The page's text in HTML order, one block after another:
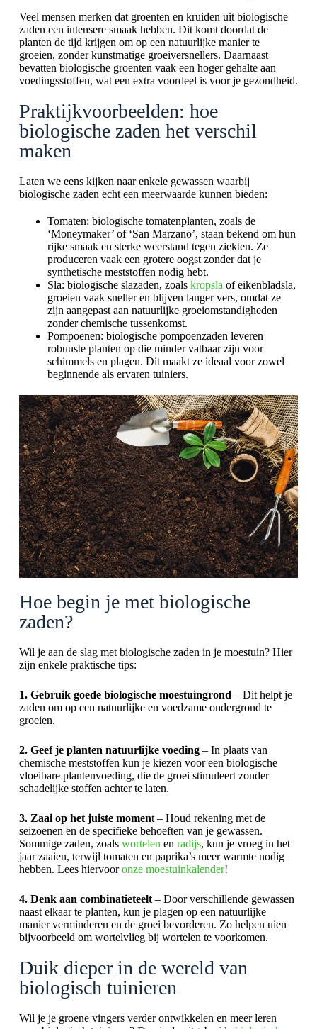
Veel mensen merken dat groenten en kruiden uit biologische
zaden een intensere smaak hebben. Dit komt doordat de
planten de tijd krijgen om op een natuurlijke manier te
groeien, zonder kunstmatige groeiversnellers. Daarnaast
bevatten biologische groenten vaak een hoger gehalte aan
voedingsstoffen, wat een extra voordeel is voor je gezondheid.
Praktijkvoorbeelden: hoe
biologische zaden het verschil
maken
Laten we eens kijken naar enkele gewassen waarbij
biologische zaden echt een meerwaarde kunnen bieden:
Tomaten: biologische tomatenplanten, zoals de
‘Moneymaker’ of ‘San Marzano’, staan bekend om hun
rijke smaak en sterke weerstand tegen ziekten. Ze
produceren vaak een grotere oogst zonder dat je
synthetische meststoffen nodig hebt.
Sla: biologische slazaden, zoals kropsla of eikenbladsla,
groeien vaak sneller en blijven langer vers, omdat ze
zijn aangepast aan natuurlijke groeiomstandigheden
zonder chemische tussenkomst.
Pompoenen: biologische pompoenzaden leveren
robuuste planten op die minder vatbaar zijn voor
schimmels en plagen. Dit maakt ze ideaal voor zowel
beginnende als ervaren tuiniers.
Hoe begin je met biologische
zaden?
Wil je aan de slag met biologische zaden in je moestuin? Hier
zijn enkele praktische tips:
1. Gebruik goede biologische moestuingrond – Dit helpt je
zaden om op een natuurlijke en voedzame ondergrond te
groeien.
2. Geef je planten natuurlijke voeding– In plaats van
chemische meststoffen kun je kiezen voor een biologische
vloeibare plantenvoeding, die de groei stimuleert zonder
schadelijke stoffen achter te laten.
3. Zaai op het juiste moment – Houd rekening met de
seizoenen en de specifieke behoeften van je gewassen.
Sommige zaden, zoals wortelen en radijs, kun je vroeg in het
jaar zaaien, terwijl tomaten en paprika’s meer warmte nodig
hebben. Lees hiervooronze moestuinkalender!
4. Denk aan combinatieteelt– Door verschillende gewassen
naast elkaar te planten, kun je plagen op een natuurlijke
manier verminderen en de groei bevorderen. Zo helpen uien
bijvoorbeeld om wortelvlieg bij wortelen te voorkomen.
Duik dieper in de wereld van
biologisch tuinieren
Wil je je groene vingers verder ontwikkelen en meer leren